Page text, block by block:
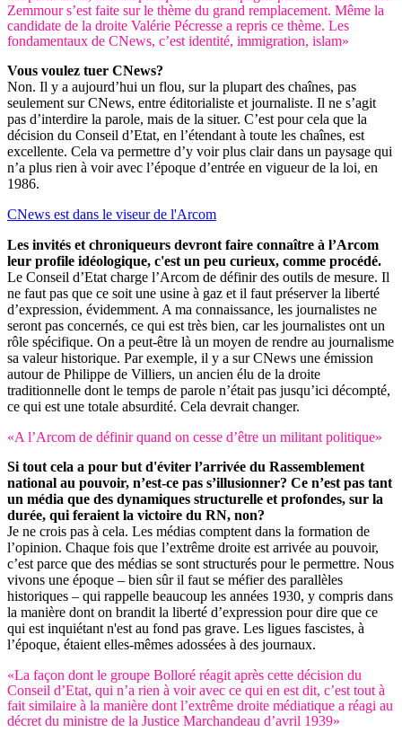
Zemmour s’est faite sur le thème du grand remplacement. Même la
candidate de la droite Valérie Pécresse a repris ce thème. Les
fondamentaux de CNews, c’est identité, immigration, islam»
Vous voulez tuer CNews?
Non. Il y a aujourd’hui un flou, sur la plupart des chaînes, pas
seulement sur CNews, entre éditorialiste et journaliste. Il ne s’agit
pas d’interdire la parole, mais de la situer. C’est pour cela que la
décision du Conseil d’Etat, en l’étendant à toute les chaînes, est
excellente. Cela va permettre d’y voir plus clair dans un paysage qui
n’a plus rien à voir avec l’époque d’entrée en vigueur de la loi, en
1986.
CNews est dans le viseur de l'Arcom
Les invités et chroniqueurs devront faire connaître à l’Arcom
leur profile idéologique, c'est un peu curieux, comme procédé.
Le Conseil d’Etat charge l’Arcom de définir des outils de mesure. Il
ne faut pas que ce soit une usine à gaz et il faut préserver la liberté
d’expression, évidemment. A ma connaissance, les journalistes ne
seront pas concernés, ce qui est très bien, car les journalistes ont un
rôle spécifique. On a peut-être là un moyen de rendre au journalisme
sa valeur historique. Par exemple, il y a sur CNews une émission
autour de Philippe de Villiers, un ancien élu de la droite
traditionnelle dont le temps de parole n’était pas jusqu’ici décompté,
ce qui est une totale absurdité. Cela devrait changer.
«A l’Arcom de définir quand on cesse d’être un militant politique»
Si tout cela a pour but d'éviter l’arrivée du Rassemblement
national au pouvoir, n’est-ce pas s’illusionner? Ce n’est pas tant
un média que des dynamiques structurelle et profondes, sur la
durée, qui feraient la victoire du RN, non?
Je ne crois pas à cela. Les médias comptent dans la formation de
l’opinion. Chaque fois que l’extrême droite est arrivée au pouvoir,
c’est parce que des médias se sont structurés pour le permettre. Nous
vivons une époque – bien sûr il faut se méfier des parallèles
historiques – qui rappelle beaucoup les années 1930, y compris dans
la manière dont on brandit la liberté d’expression pour dire que ce
qui est inquiétant n'est au fond pas grave. Les ligues fascistes, à
l’époque, étaient elles-mêmes adossées à des journaux.
«La façon dont le groupe Bolloré réagit après cette décision du
Conseil d’Etat, qui n’a rien à voir avec ce qui en est dit, c’est tout à
fait similaire à la manière dont l’extrême droite médiatique a réagi au
décret du ministre de la Justice Marchandeau d’avril 1939»